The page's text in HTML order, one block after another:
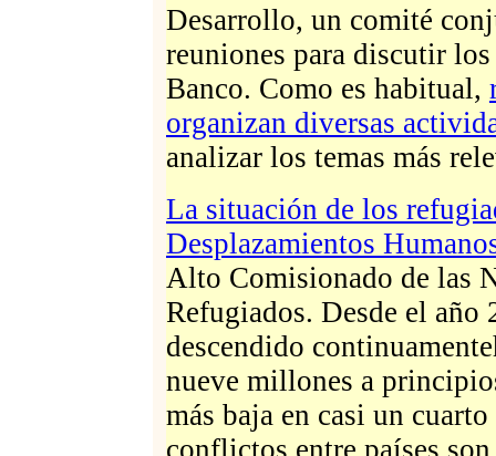
Desarrollo, un comité
reuniones para discutir
Banco. Como es habitual,
organizan diversas
analizar los temas más
La situación de los
Desplazamientos
Alto Comisionado de las
Refugiados. Desde el año
descendido
nueve millones a
más baja en casi un
conflictos entre países